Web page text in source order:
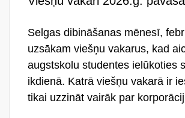
Selgas dibināšanas mēnesī,
uzsākam viešņu vakarus, kad
augstskolu studentes ielūkoties
ikdienā. Katrā viešņu vakarā ir
tikai uzzināt vairāk par